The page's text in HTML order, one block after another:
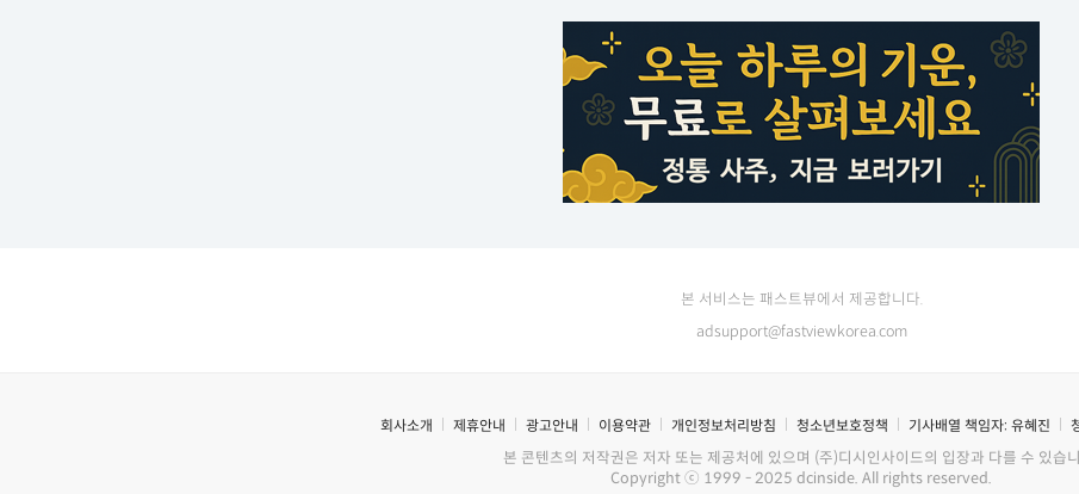
본 서비스는 패스트뷰에서 제공합니다.
adsupport@fastviewkorea.com
회사소개 제휴안내 광고안내 이용약관 개인정보처리방침 청소년보호정책 기사배열 책임자: 유혜진
본 콘텐츠의 저작권은 저자 또는 제공처에 있으며 (주)디시인사이드의 입장과 다를 수 있습
Copyright ⓒ 1999 - 2025 dcinside. All rights reserved.